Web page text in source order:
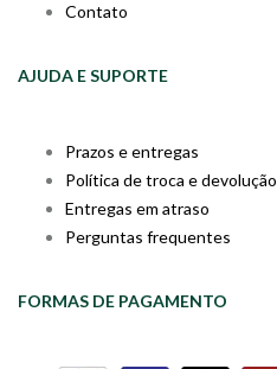
Contato
AJUDA E SUPORTE
Prazos e entregas
Política de troca e devolução
Entregas em atraso
Perguntas frequentes
FORMAS DE PAGAMENTO